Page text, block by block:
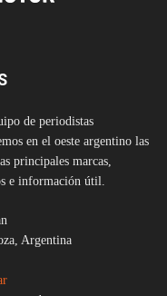
de periodistas
en el oeste argentino las
principales marcas,
e información útil.
Argentina